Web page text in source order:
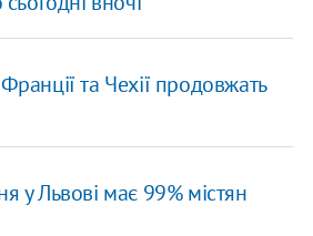
та Чехії продовжать
у Львові має 99% містян